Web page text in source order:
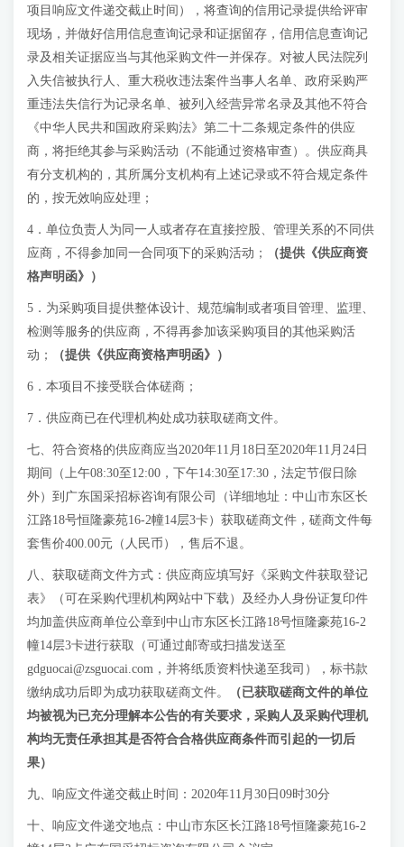
项目响应文件递交截止时间），将查询的信用记录提供给评审
现场，并做好信用信息查询记录和证据留存，信用信息查询记
录及相关证据应当与其他采购文件一并保存。对被人民法院列
入失信被执行人、重大税收违法案件当事人名单、政府采购严
重违法失信行为记录名单、被列入经营异常名录及其他不符合
《中华人民共和国政府采购法》第二十二条规定条件的供应
商，将拒绝其参与采购活动（不能通过资格审查）。供应商具
有分支机构的，其所属分支机构有上述记录或不符合规定条件
的，按无效响应处理；
4．单位负责人为同一人或者存在直接控股、管理关系的不同供
应商，不得参加同一合同项下的采购活动；
（提供《供应商资
格声明函》 ）
5．为采购项目提供整体设计、规范编制或者项目管理、监理、
检测等服务的供应商，不得再参加该采购项目的其他采购活
动；
（提供《供应商资格声明函》 ）
6．本项目不接受联合体磋商；
7．供应商已在代理机构处成功获取磋商文件。
七、符合资格的供应商应当2020年11月18日至2020年11月24日
期间（上午08:30至12:00，下午14:30至17:30，法定节假日除
外）到广东国采招标咨询有限公司（详细地址：中山市东区长
江路18号恒隆豪苑16-2幢14层3卡）获取磋商文件，磋商文件每
套售价400.00元（人民币），售后不退。
八、获取磋商文件方式：供应商应填写好《采购文件获取登记
表》（可在采购代理机构网站中下载）及经办人身份证复印件
均加盖供应商单位公章到中山市东区长江路18号恒隆豪苑16-2
幢14层3卡进行获取（可通过邮寄或扫描发送至
gdguocai@zsguocai.com ，并将纸质资料快递至我司），标书款
缴纳成功后即为成功获取磋商文件。
（已获取磋商文件的单位
均被视为已充分理解本公告的有关要求，采购人及采购代理机
构均无责任承担其是否符合合格供应商条件而引起的一切后
果）
九、响应文件递交截止时间：2020年11月30日09时30分
十、响应文件递交地点：中山市东区长江路18号恒隆豪苑16-2